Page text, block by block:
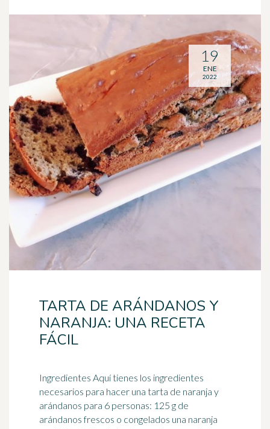
TARTA DE ARÁNDANOS Y
NARANJA: UNA RECETA
FÁCIL
Ingredientes Aquí tienes los ingredientes
necesarios para hacer una tarta de naranja y
arándanos para 6 personas: 125 g de
arándanos frescos o congelados una naranja
19
ENE
2022